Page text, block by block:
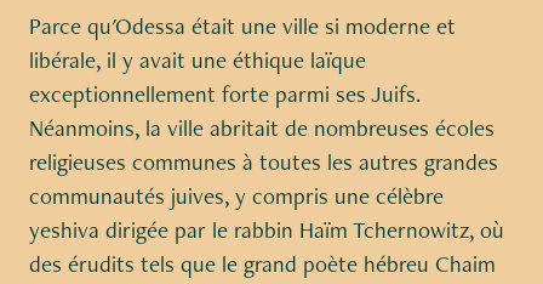
Parce qu'Odessa était une ville si moderne et
libérale, il y avait une éthique laïque
exceptionnellement forte parmi ses Juifs.
Néanmoins, la ville abritait de nombreuses écoles
religieuses communes à toutes les autres grandes
communautés juives, y compris une célèbre
yeshiva dirigée par le rabbin Haïm Tchernowitz, où
des érudits tels que le grand poète hébreu Chaim